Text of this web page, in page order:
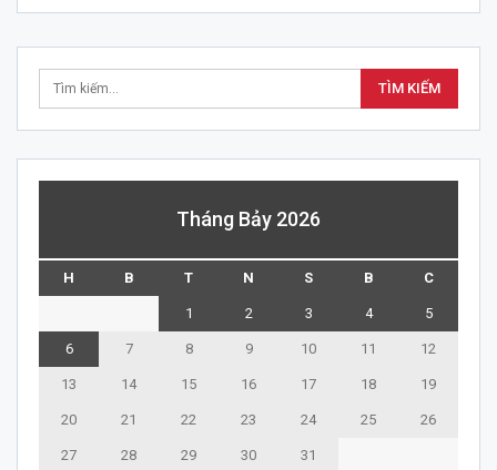
Tháng Bảy 2026
H B T N S B C
1 2 3 4 5
6 7 8 9 10 11 12
13 14 15 16 17 18 19
20 21 22 23 24 25 26
27 28 29 30 31